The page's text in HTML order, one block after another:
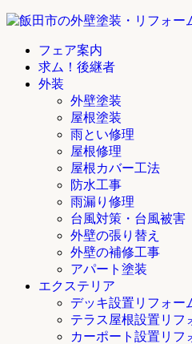
フェア案内
求ム！後継者
外装
外壁塗装
屋根塗装
雨とい修理
屋根修理
屋根カバー工法
防水工事
雨漏り修理
台風対策・台風被害
外壁の張り替え
外壁の補修工事
アパート塗装
エクステリア
デッキ設置リフォー
テラス屋根設置リフ
カーポート設置リフ